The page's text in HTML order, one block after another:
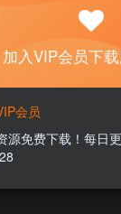
些地方可以微
的过程。
加入VIP会员下
会员
源免费下载！每日